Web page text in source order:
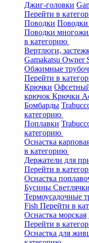
Джиг-головки
Перейти в
Поводки Поводки
Поводки
в категорию
Вертлюги,
Gamakatsu Owner
Обжимные
Перейти в
Крючки
крючок Крючки
Бомбарды
категорию
Поплавки
категорию
Оснастка
в категорию
Держатели для
Перейти в
Оснастка
Бусины Светлячки
Термоусадочные
Fish Перейти в
Оснастка морская
Перейти в
Оснастка для